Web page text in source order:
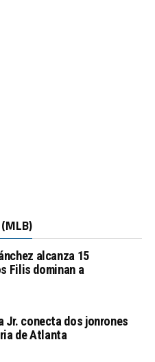
alcanza 15
Filis dominan a
Jr. conecta dos jonrones
de Atlanta